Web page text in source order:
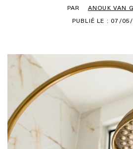
PAR
ANOUK VAN
PUBLIÉ LE : 07/